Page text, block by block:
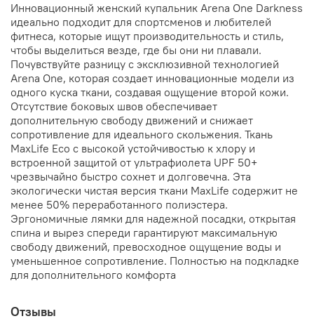
Инновационный женский купальник Arena One Darkness
идеально подходит для спортсменов и любителей
фитнеса, которые ищут производительность и стиль,
чтобы выделиться везде, где бы они ни плавали.
Почувствуйте разницу с эксклюзивной технологией
Arena One, которая создает инновационные модели из
одного куска ткани, создавая ощущение второй кожи.
Отсутствие боковых швов обеспечивает
дополнительную свободу движений и снижает
сопротивление для идеального скольжения. Ткань
MaxLife Eco с высокой устойчивостью к хлору и
встроенной защитой от ультрафиолета UPF 50+
чрезвычайно быстро сохнет и долговечна. Эта
экологически чистая версия ткани MaxLife содержит не
менее 50% переработанного полиэстера.
Эргономичные лямки для надежной посадки, открытая
спина и вырез спереди гарантируют максимальную
свободу движений, превосходное ощущение воды и
уменьшенное сопротивление. Полностью на подкладке
для дополнительного комфорта
Отзывы